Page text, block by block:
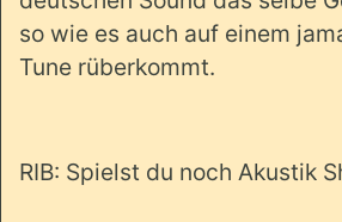
so wie es auch auf einem
Tune rüberkommt.
RIB: Spielst du noch Akustik